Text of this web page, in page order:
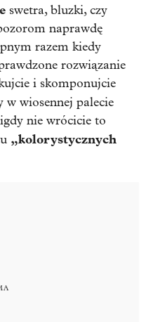
swetra, bluzki, czy
naprawdę
razem kiedy
rozwiązanie
i skomponujcie
w wiosennej palecie
nie wrócicie to
„kolorystycznych